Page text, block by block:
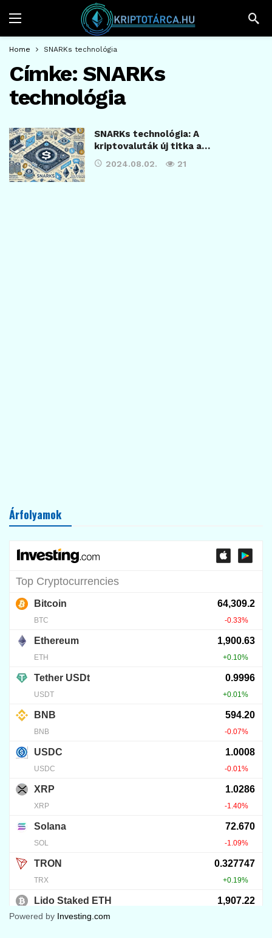
Home SNARKs technológia
Címke: SNARKs
technológia
SNARKs technológia: A
kriptovaluták új titka a…
2024.08.02. 21
Árfolyamok
Powered by Investing.com